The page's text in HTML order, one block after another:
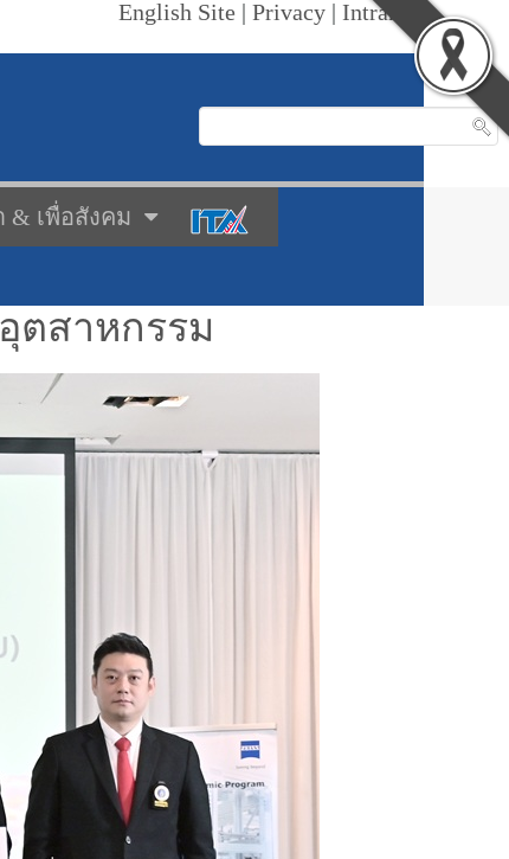
English Site | Privacy | Intranet
& เพื่อสังคม
ตสาหกรรม